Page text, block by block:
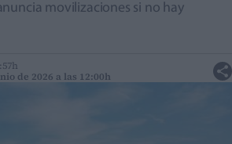
movilizaciones si no hay
de 2026 a las 12:00h